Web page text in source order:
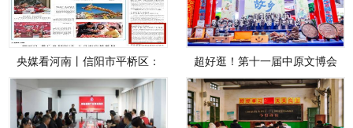
央媒看河南丨信阳市平桥区：
超好逛！第十一届中原文博会